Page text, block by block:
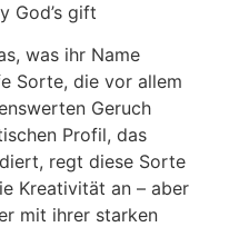
God’s gift
was ihr Name
Sorte, die vor allem
Geruch
Profil, das
regt diese Sorte
Kreativität an – aber
mit ihrer starken